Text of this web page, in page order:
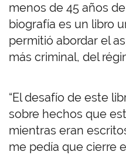
menos de 45 años
biografía es un libro
permitió abordar el
más criminal, del
“El desafío de este
sobre hechos que
mientras eran
me pedía que cierre